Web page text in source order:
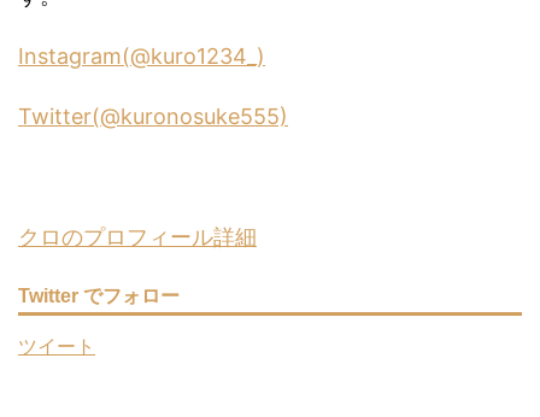
Instagram(@kuro1234_)
Twitter(@kuronosuke555)
クロのプロフィール詳細
Twitter でフォロー
ツイート